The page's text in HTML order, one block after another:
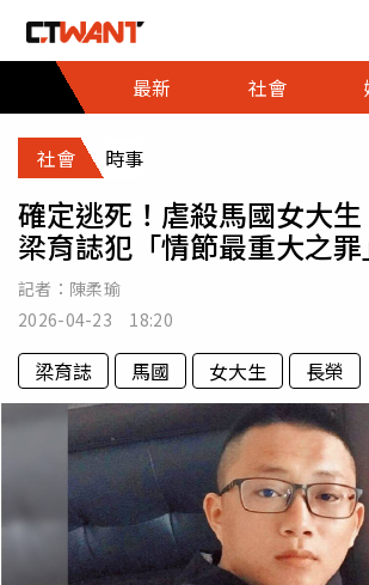
最新
社會
社會 時事
確定逃死！虐殺馬國女大
梁育誌犯「情節最重大之
記者： 陳柔瑜
2026-04-23 18:20
梁育誌 馬國 女大生 長榮